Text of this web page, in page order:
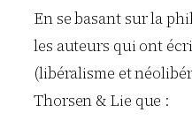
En se basant sur la
les auteurs qui ont
(libéralisme et
Thorsen & Lie que :